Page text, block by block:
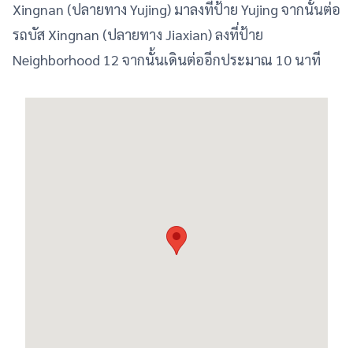
Xingnan (ปลายทาง Yujing) มาลงที่ป้าย Yujing จากนั้นต่อ
รถบัส Xingnan (ปลายทาง Jiaxian) ลงที่ป้าย
Neighborhood 12 จากนั้นเดินต่ออีกประมาณ 10 นาที